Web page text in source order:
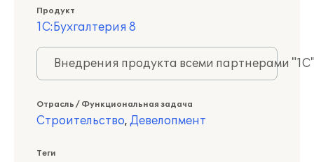
Продукт
1С:Бухгалтерия 8
Внедрения продукта всеми партнерами
Отрасль / Функциональная задача
Строительство, Девелопмент
Теги